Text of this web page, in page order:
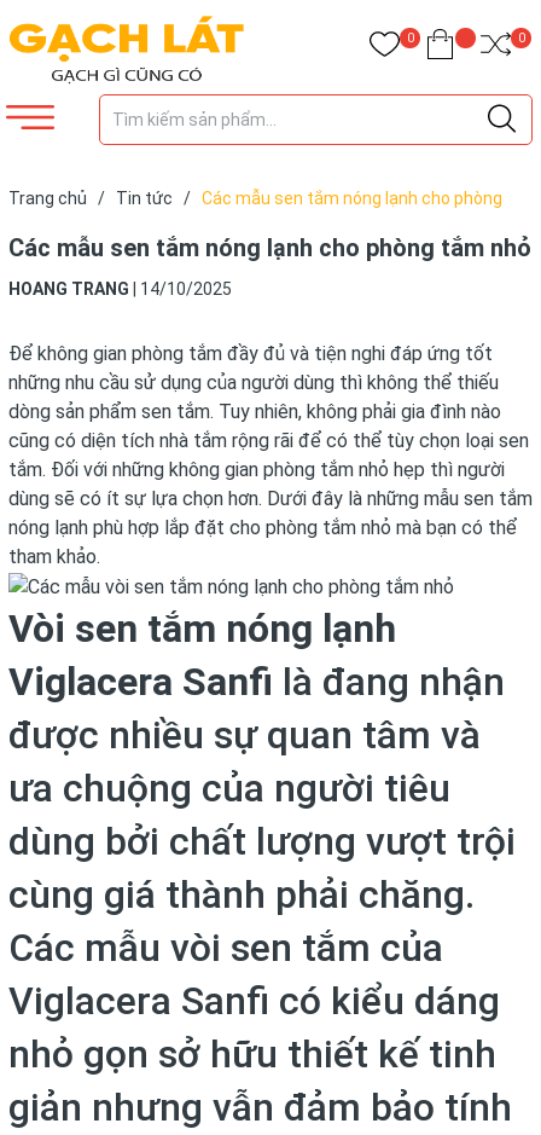
0 0
Trang chủ / Tin tức / Các mẫu sen tắm nóng lạnh cho phòng
Các mẫu sen tắm nóng lạnh cho phòng tắm nhỏ
HOANG TRANG 14/10/2025
Để không gian phòng tắm đầy đủ và tiện nghi đáp ứng tốt
những nhu cầu sử dụng của người dùng thì không thể thiếu
dòng sản phẩm sen tắm. Tuy nhiên, không phải gia đình nào
cũng có diện tích nhà tắm rộng rãi để có thể tùy chọn loại sen
tắm. Đối với những không gian phòng tắm nhỏ hẹp thì người
dùng sẽ có ít sự lựa chọn hơn. Dưới đây là những mẫu sen tắm
nóng lạnh phù hợp lắp đặt cho phòng tắm nhỏ mà bạn có thể
tham khảo.
Vòi sen tắm nóng lạnh
Viglacera Sanfi là đang nhận
được nhiều sự quan tâm và
ưa chuộng của người tiêu
dùng bởi chất lượng vượt trội
cùng giá thành phải chăng.
Các mẫu vòi sen tắm của
Viglacera Sanfi có kiểu dáng
nhỏ gọn sở hữu thiết kế tinh
giản nhưng vẫn đảm bảo tính